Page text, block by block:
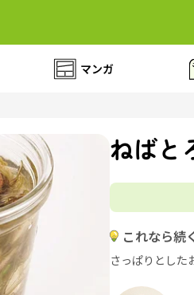
マンガ
ねばと
これなら続
さっぱりとした